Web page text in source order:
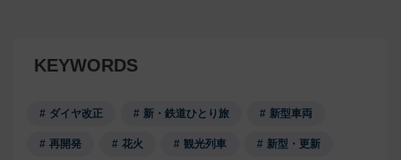
KEYWORDS
ダイヤ改正 新・鉄道ひとり旅 新型車両
再開発 花火 観光列車 新型・更新